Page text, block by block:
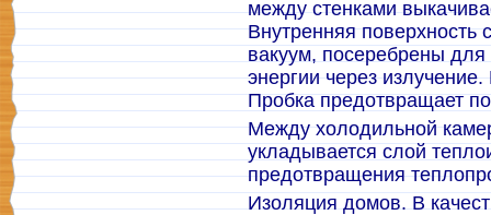
между стенками
Внутренняя поверхность
вакуум, посеребрены
энергии через излучение.
Пробка предотвращает
Между холодильной
укладывается слой
предотвращения
Изоляция домов. В